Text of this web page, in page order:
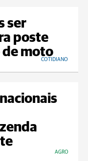
ser
poste
de moto
COTIDIANO
AGRO